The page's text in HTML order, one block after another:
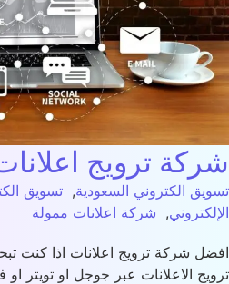
ترويج اعلانات
الكتروني السعودية,تسويق
, شركة اعلانات ممولة
شركة ترويج اعلانات اذا كنت
الاعلانات عبر جوجل او تويتر